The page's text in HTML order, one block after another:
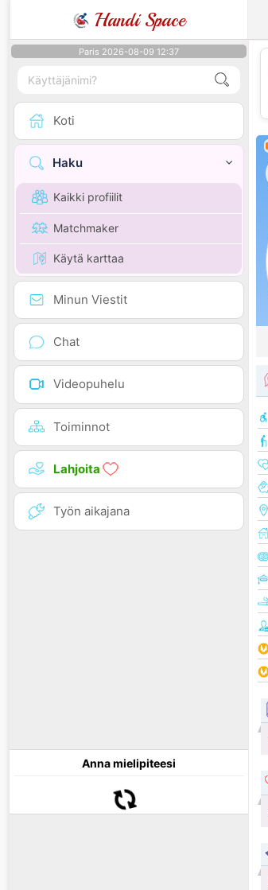
Handi Space
Paris 2026-08-09 12:37
Koti
Haku
Kaikki profiilit
Matchmaker
Käytä karttaa
Minun Viestit
Chat
Videopuhelu
Toiminnot
Lahjoita
Työn aikajana
Anna mielipiteesi